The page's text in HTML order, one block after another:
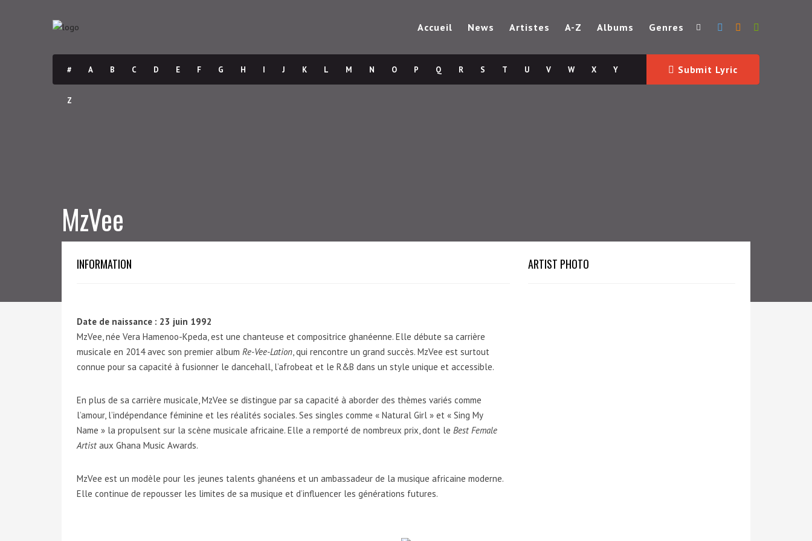
Accueil News Artistes A-Z Albums Genres
# A B C D E F G H I J K L M N O P Q R S T U V W X Y
Z
Submit Lyric
MzVee
INFORMATION
Date de naissance : 23 juin 1992
MzVee, née Vera Hamenoo-Kpeda, est une chanteuse et compositrice ghanéenne. Elle débute sa carrière
musicale en 2014 avec son premier album Re-Vee-Lation, qui rencontre un grand succès. MzVee est surtout
connue pour sa capacité à fusionner le dancehall, l’afrobeat et le R&B dans un style unique et accessible.
En plus de sa carrière musicale, MzVee se distingue par sa capacité à aborder des thèmes variés comme
l’amour, l’indépendance féminine et les réalités sociales. Ses singles comme « Natural Girl » et « Sing My
Name » la propulsent sur la scène musicale africaine. Elle a remporté de nombreux prix, dont le Best Female
Artistaux Ghana Music Awards.
MzVee est un modèle pour les jeunes talents ghanéens et un ambassadeur de la musique africaine moderne.
Elle continue de repousser les limites de sa musique et d’influencer les générations futures.
ARTIST PHOTO